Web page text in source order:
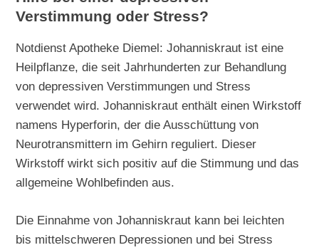
Verstimmung oder Stress?
Notdienst Apotheke Diemel: Johanniskraut ist eine
Heilpflanze, die seit Jahrhunderten zur Behandlung
von depressiven Verstimmungen und Stress
verwendet wird. Johanniskraut enthält einen Wirkstoff
namens Hyperforin, der die Ausschüttung von
Neurotransmittern im Gehirn reguliert. Dieser
Wirkstoff wirkt sich positiv auf die Stimmung und das
allgemeine Wohlbefinden aus.
Die Einnahme von Johanniskraut kann bei leichten
bis mittelschweren Depressionen und bei Stress